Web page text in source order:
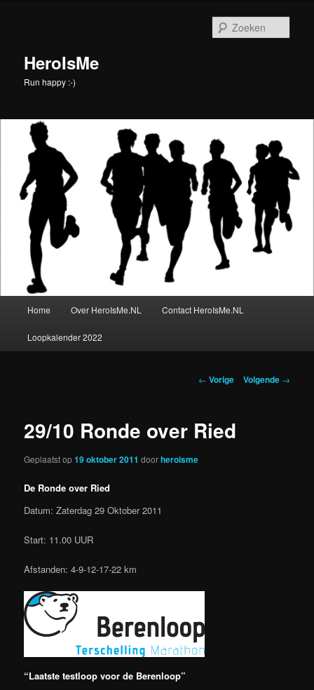
inhoudHeroIsMe
Run happy :-)
Home Over HeroIsMe.NL Contact HeroIsMe.NL
Loopkalender 2022
Berichtnavigatie
← Vorige Volgende →
29/10 Ronde over Ried
Geplaatst op19 oktober 2011 doorheroisme
De Ronde over Ried
Datum: Zaterdag 29 Oktober 2011
Start: 11.00 UUR
Afstanden: 4-9-12-17-22 km
“Laatste testloop voor de Berenloop”